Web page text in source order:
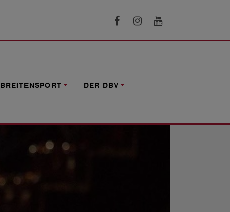
BREITENSPORT DER DBV